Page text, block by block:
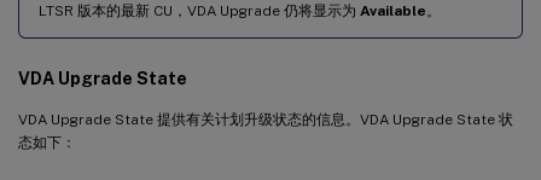
LTSR 版本的最新 CU，VDA Upgrade 仍将显示为 Available 。
VDA Upgrade State
VDA Upgrade State 提供有关计划升级状态的信息。VDA Upgrade State 状
态如下：